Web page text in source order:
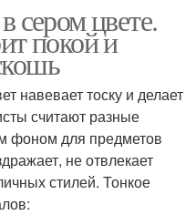
сером цвете.
покой и
навевает тоску и делает
считают разные
фоном для предметов
не отвлекает
стилей. Тонкое